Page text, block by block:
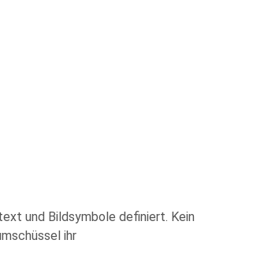
und Bildsymbole definiert. Kein
ihr